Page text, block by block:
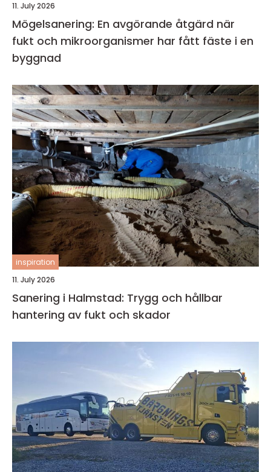
11. July 2026
Mögelsanering: En avgörande åtgärd när
fukt och mikroorganismer har fått fäste i en
byggnad
inspiration
11. July 2026
Sanering i Halmstad: Trygg och hållbar
hantering av fukt och skador